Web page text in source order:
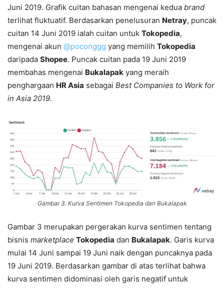
Juni 2019. Grafik cuitan bahasan mengenai kedua brand
terlihat fluktuatif. Berdasarkan penelusuran Netray, puncak
cuitan 14 Juni 2019 ialah cuitan untuk Tokopedia,
mengenai akun @poconggg yang memilih Tokopedia
daripada Shopee. Puncak cuitan pada 19 Juni 2019
membahas mengenai Bukalapak yang meraih
penghargaan HR Asia sebagai Best Companies to Work for
in Asia 2019.
Gambar 3. Kurva Sentimen Tokopedia dan Bukalapak
Gambar 3 merupakan pergerakan kurva sentimen tentang
bisnis marketplace Tokopedia dan Bukalapak. Garis kurva
mulai 14 Juni sampai 19 Juni naik dengan puncaknya pada
19 Juni 2019. Berdasarkan gambar di atas terlihat bahwa
kurva sentimen didominasi oleh garis negatif untuk